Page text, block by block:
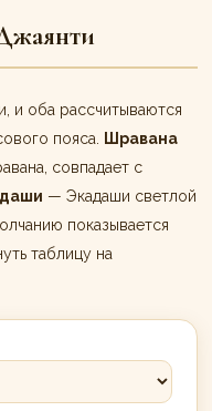
и оба рассчитываются
пояса. Шравана
совпадает с
— Экадаши светлой
показывается
таблицу на